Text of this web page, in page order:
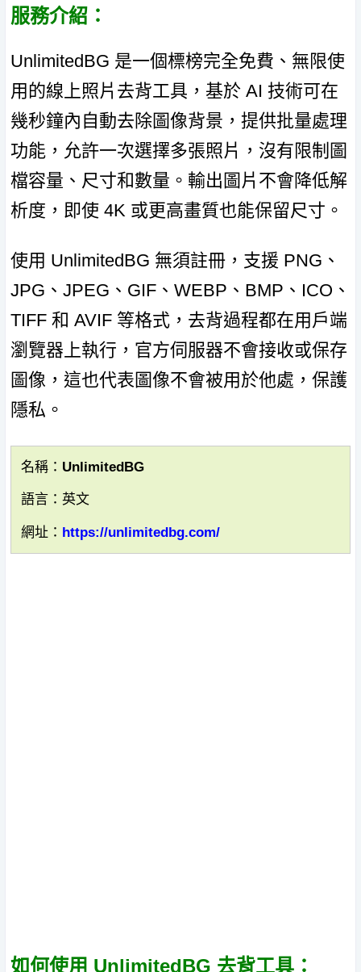
服務介紹：
UnlimitedBG 是一個標榜完全免費、無限使
用的線上照片去背工具，基於 AI 技術可在
幾秒鐘內自動去除圖像背景，提供批量處理
功能，允許一次選擇多張照片，沒有限制圖
檔容量、尺寸和數量。輸出圖片不會降低解
析度，即使 4K 或更高畫質也能保留尺寸。
使用 UnlimitedBG 無須註冊，支援 PNG、
JPG、JPEG、GIF、WEBP、BMP、ICO、
TIFF 和 AVIF 等格式，去背過程都在用戶端
瀏覽器上執行，官方伺服器不會接收或保存
圖像，這也代表圖像不會被用於他處，保護
隱私。
名稱：UnlimitedBG
語言：英文
網址： https://unlimitedbg.com/
如何使用 UnlimitedBG 去背工具：